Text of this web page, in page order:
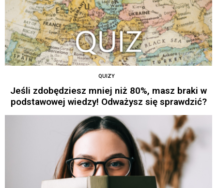
QUIZY
Jeśli zdobędziesz mniej niż 80%, masz braki w
podstawowej wiedzy! Odważysz się sprawdzić?